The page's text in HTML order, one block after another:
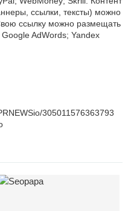
ссылки, тексты) можно
ссылку можно размещать
AdWords; Yandex
305011576363793